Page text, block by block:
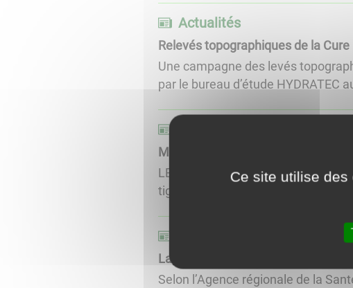
Actualités
Relevés topographiques de la Cure
Une campagne des levés
par le bureau d’étude HYDRATEC
Moustique tigre
LE MOUSTIQUE TIGRE EST DE
tigre fait lui aussi son apparition.
La qualité de l'eau de baignade à
Selon l’Agence régionale de la
Ce site utilise